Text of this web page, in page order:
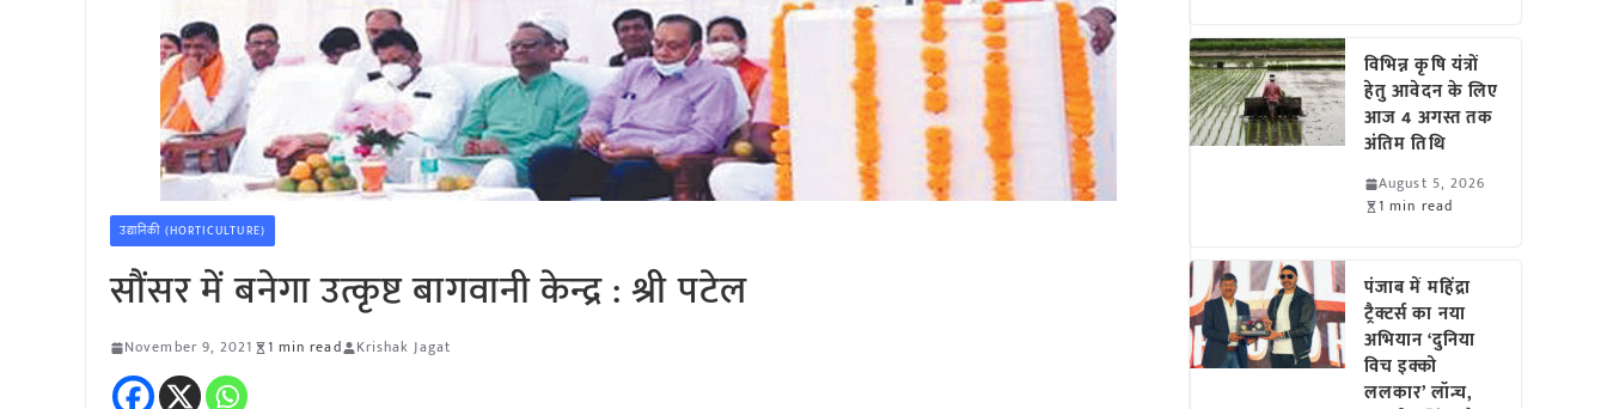
उद्यानिकी (HORTICULTURE)
सौंसर में बनेगा उत्कृष्ट बागवानी केन्द्र : श्री पटेल
November 9, 2021 1 min read Krishak Jagat
विभिन्न कृषि यंत्रों
हेतु आवेदन के लिए
आज 4 अगस्त तक
अंतिम तिथि
August 5, 2026
1 min read
पंजाब में महिंद्रा
ट्रैक्टर्स का नया
अभियान ‘दुनिया
विच इक्को
ललकार’ लॉन्च,